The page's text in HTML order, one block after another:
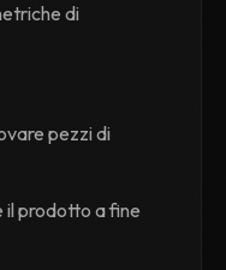
di
pezzi di
il prodotto a fine